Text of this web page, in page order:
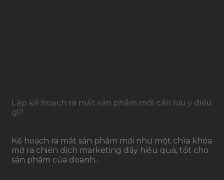
Lập kế hoạch ra mắt sản phẩm mới cần lưu ý điều
gì?
Kế hoạch ra mắt sản phẩm mới như một chìa khóa
mở ra chiến dịch marketing đầy hiệu quả, tốt cho
sản phẩm của doanh...